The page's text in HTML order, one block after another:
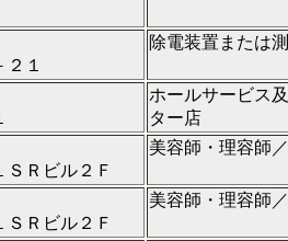
１
除電装置または
ホールサービス
ター店
Ｒビル２Ｆ
美容師・理容師
Ｒビル２Ｆ
美容師・理容師